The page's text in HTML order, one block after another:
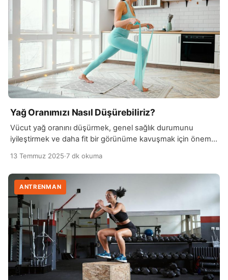
sayede vücut, dinlenme halinde bile daha fazla kalori […]
Yağ Oranımızı Nasıl Düşürebiliriz?
Vücut yağ oranını düşürmek, genel sağlık durumunu
iyileştirmek ve daha fit bir görünüme kavuşmak için önemli
sürdürülebilir bir beslenme düzeni oluşturmaktır. İşlenmiş
gıdalardan, şekerli içeceklerden ve trans yağlardan uzak
durmak, yağ kaybını hızlandırır. Bunun yerine, protein
açısından zengin, lifli ve düşük glisemik indeksli besinlerin
tercih edilmesi […]
13 Temmuz 2025·7 dk okuma
ANTRENMAN